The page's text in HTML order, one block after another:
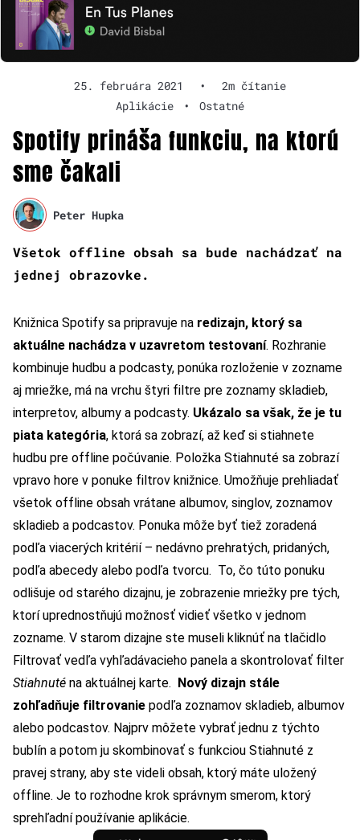
25. februára 2021 •
2m čítanie
Aplikácie
• Ostatné
Spotify prináša funkciu, na ktorú
sme čakali
Peter Hupka
Všetok offline obsah sa bude nachádzať na
jednej obrazovke.
Knižnica Spotify sa pripravuje na redizajn, ktorý sa
aktuálne nachádza v uzavretom testovaní. Rozhranie
kombinuje hudbu a podcasty, ponúka rozloženie v zozname
aj mriežke, má na vrchu štyri filtre pre zoznamy skladieb,
interpretov, albumy a podcasty. Ukázalo sa však, že je tu
piata kategória, ktorá sa zobrazí, až keď si stiahnete
hudbu pre offline počúvanie. Položka Stiahnuté sa zobrazí
vpravo hore v ponuke filtrov knižnice. Umožňuje prehliadať
všetok offline obsah vrátane albumov, singlov, zoznamov
skladieb a podcastov. Ponuka môže byť tiež zoradená
podľa viacerých kritérií – nedávno prehratých, pridaných,
podľa abecedy alebo podľa tvorcu. To, čo túto ponuku
odlišuje od starého dizajnu, je zobrazenie mriežky pre tých,
ktorí uprednostňujú možnosť vidieť všetko v jednom
zozname. V starom dizajne ste museli kliknúť na tlačidlo
Filtrovať vedľa vyhľadávacieho panela a skontrolovať filter
Stiahnuté na aktuálnej karte. Nový dizajn stále
zohľadňuje filtrovanie podľa zoznamov skladieb, albumov
alebo podcastov. Najprv môžete vybrať jednu z týchto
bublín a potom ju skombinovať s funkciou Stiahnuté z
pravej strany, aby ste videli obsah, ktorý máte uložený
offline. Je to rozhodne krok správnym smerom, ktorý
sprehľadní používanie aplikácie.